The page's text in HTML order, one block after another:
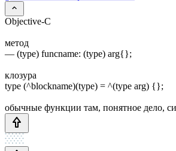
Objective-C
метод
— (type) funcname: (type) arg{};
клозура
type (^blockname)(type) = ^(type arg) {};
обычные функции там, понятное дело,